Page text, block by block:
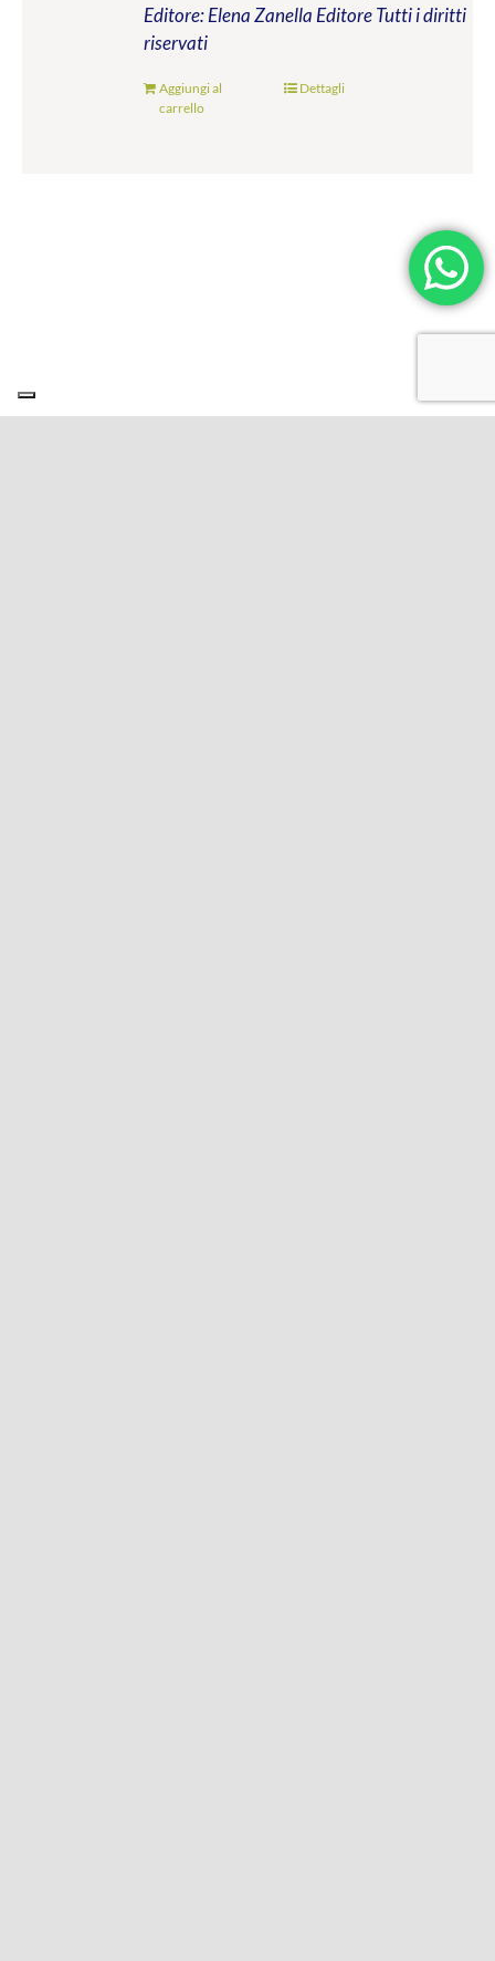
Editore: Elena Zanella EditoreTutti i diritti
riservati
Aggiungi al
carrello
Dettagli